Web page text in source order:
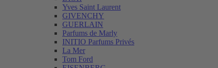
Yves Saint Laurent
GIVENCHY
GUERLAIN
Parfums de Marly
INITIO Parfums Privés
La Mer
Tom Ford